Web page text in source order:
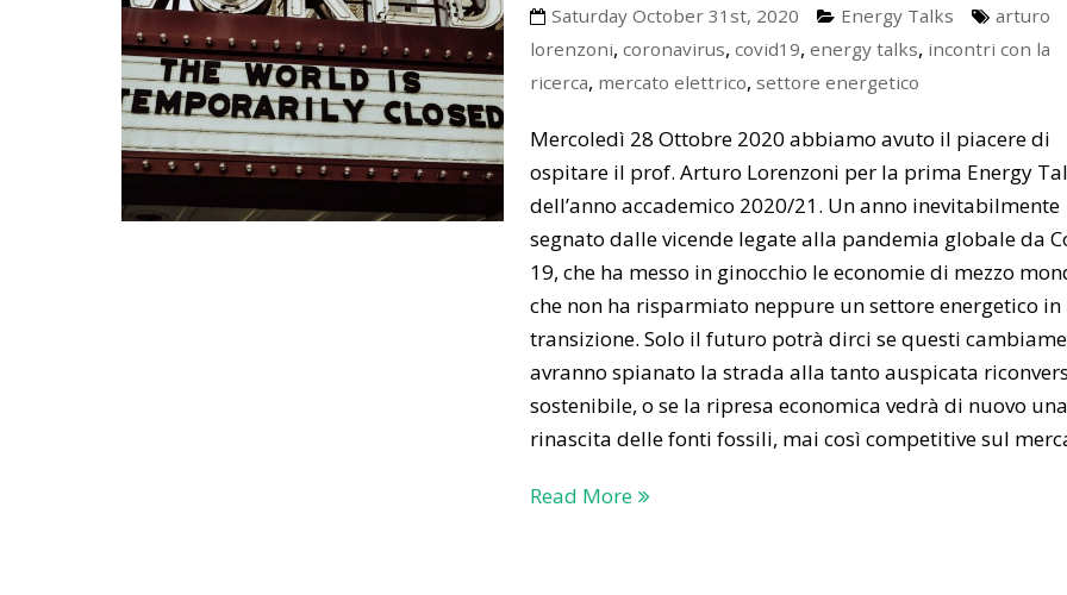
Saturday October 31st, 2020
Energy Talks
arturo
lorenzoni, coronavirus, covid19, energy talks, incontri con la
ricerca, mercato elettrico, settore energetico
Mercoledì 28 Ottobre 2020 abbiamo avuto il piacere di
ospitare il prof. Arturo Lorenzoni per la prima Energy
dell’anno accademico 2020/21. Un anno inevitabilmente
segnato dalle vicende legate alla pandemia globale da
19, che ha messo in ginocchio le economie di mezzo
che non ha risparmiato neppure un settore energetico in
transizione. Solo il futuro potrà dirci se questi
avranno spianato la strada alla tanto auspicata
sostenibile, o se la ripresa economica vedrà di nuovo una
rinascita delle fonti fossili, mai così competitive sul
Read More